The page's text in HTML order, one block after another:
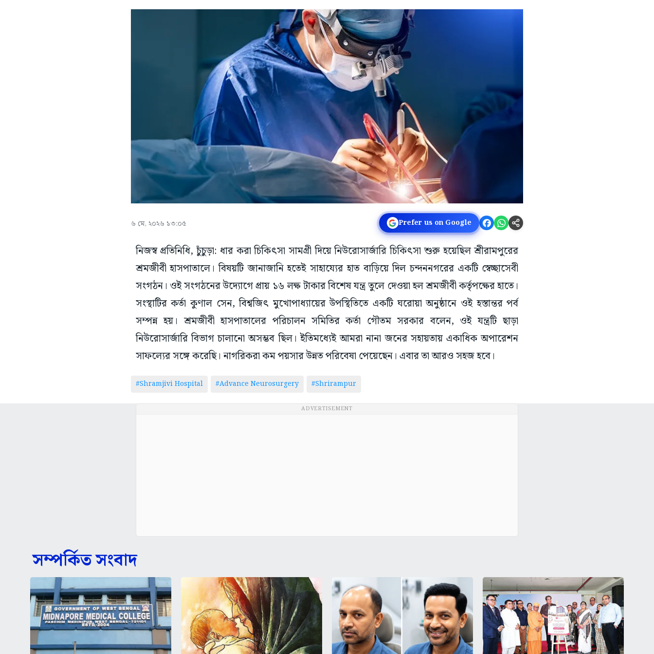
৬ মে, ২০২৬ ১৩:০৫ Prefer us on Google
নিজস্ব প্রতিনিধি, চুঁচুড়া: ধার করা চিকিৎসা সামগ্রী দিয়ে নিউরোসার্জারি চিকিৎসা শুরু হয়েছিল শ্রীরামপুরের
শ্রমজীবী হাসপাতালে। বিষয়টি জানাজানি হতেই সাহায্যের হাত বাড়িয়ে দিল চন্দননগরের একটি স্বেচ্ছাসেবী
সংগঠন। ওই সংগঠনের উদ্যোগে প্রায় ১৬ লক্ষ টাকার বিশেষ যন্ত্র তুলে দেওয়া হল শ্রমজীবী কর্তৃপক্ষের হাতে।
সংস্থাটির কর্তা কুণাল সেন, বিশ্বজিৎ মুখোপাধ্যায়ের উপস্থিতিতে একটি ঘরোয়া অনুষ্ঠানে ওই হস্তান্তর পর্ব
সম্পন্ন হয়। শ্রমজীবী হাসপাতালের পরিচালন সমিতির কর্তা গৌতম সরকার বলেন, ওই যন্ত্রটি ছাড়া
নিউরোসার্জারি বিভাগ চালানো অসম্ভব ছিল। ইতিমধ্যেই আমরা নানা জনের সহায়তায় একাধিক অপারেশন
সাফল্যের সঙ্গে করেছি। নাগরিকরা কম পয়সার উন্নত পরিবেষা পেয়েছেন। এবার তা আরও সহজ হবে।
#Shramjivi Hospital #Advance Neurosurgery #Shrirampur
ADVERTISEMENT
সম্পর্কিত সংবাদ